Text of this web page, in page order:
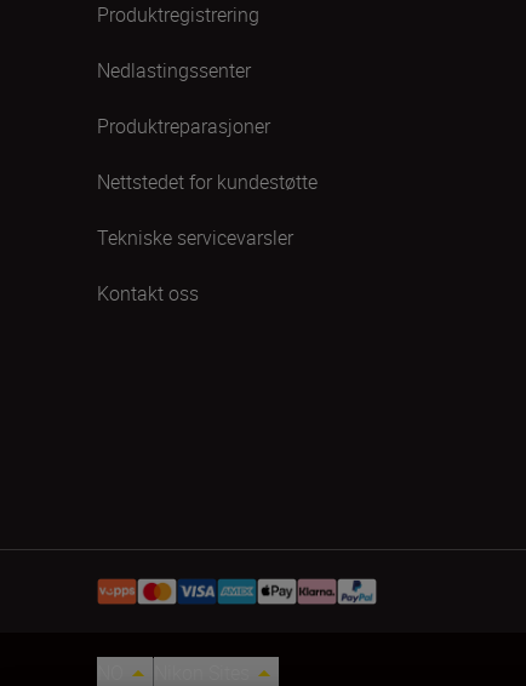
Produktregistrering
Nedlastingssenter
Produktreparasjoner
Nettstedet for kundestøtte
Tekniske servicevarsler
Kontakt oss